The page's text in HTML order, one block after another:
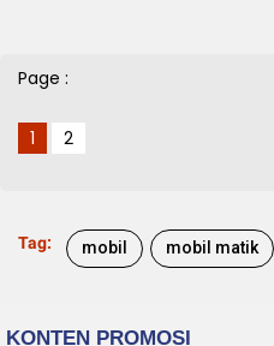
Page :
1 2
Tag: mobil mobil matik